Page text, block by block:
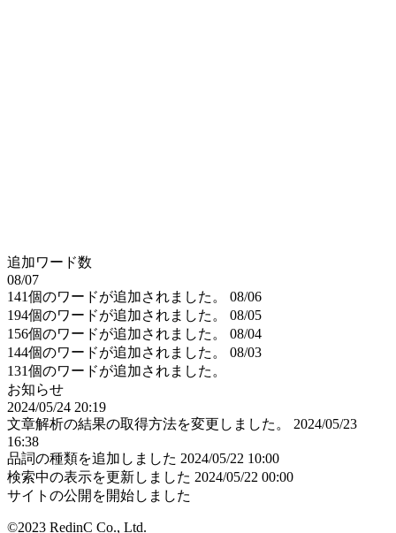
追加ワード数
08/07
141個のワードが追加されました。
08/06
194個のワードが追加されました。
08/05
156個のワードが追加されました。
08/04
144個のワードが追加されました。
08/03
131個のワードが追加されました。
お知らせ
2024/05/24 20:19
文章解析の結果の取得方法を変更しました。
2024/05/23
16:38
品詞の種類を追加しました 2024/05/22 10:00
検索中の表示を更新しました 2024/05/22 00:00
サイトの公開を開始しました
©2023 RedinC Co., Ltd.